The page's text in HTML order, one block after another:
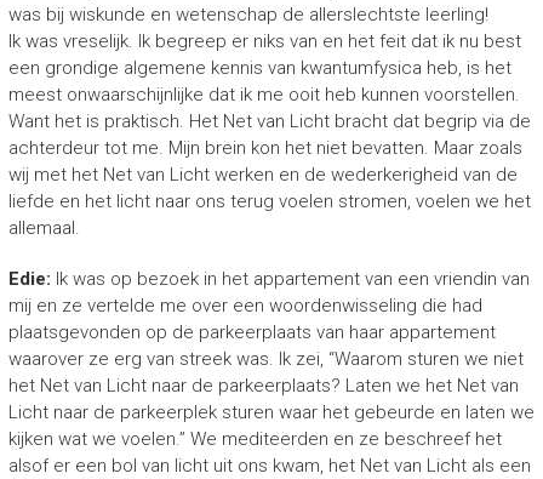
was bij wiskunde en wetenschap de allerslechtste leerling!
Ik was vreselijk. Ik begreep er niks van en het feit dat ik nu best
een grondige algemene kennis van kwantumfysica heb, is het
meest onwaarschijnlijke dat ik me ooit heb kunnen voorstellen.
Want het is praktisch. Het Net van Licht bracht dat begrip via de
achterdeur tot me. Mijn brein kon het niet bevatten. Maar zoals
wij met het Net van Licht werken en de wederkerigheid van de
liefde en het licht naar ons terug voelen stromen, voelen we het
allemaal.
Edie: Ik was op bezoek in het appartement van een vriendin van
mij en ze vertelde me over een woordenwisseling die had
plaatsgevonden op de parkeerplaats van haar appartement
waarover ze erg van streek was. Ik zei, “Waarom sturen we niet
het Net van Licht naar de parkeerplaats? Laten we het Net van
Licht naar de parkeerplek sturen waar het gebeurde en laten we
kijken wat we voelen.” We mediteerden en ze beschreef het
alsof er een bol van licht uit ons kwam, het Net van Licht als een